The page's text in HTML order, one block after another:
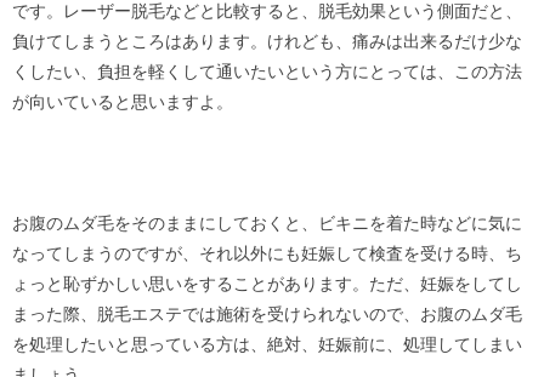
です。レーザー脱毛などと比較すると、脱毛効果という側面だと、
負けてしまうところはあります。けれども、痛みは出来るだけ少な
くしたい、負担を軽くして通いたいという方にとっては、この方法
が向いていると思いますよ。
お腹のムダ毛をそのままにしておくと、ビキニを着た時などに気に
なってしまうのですが、それ以外にも妊娠して検査を受ける時、ち
ょっと恥ずかしい思いをすることがあります。ただ、妊娠をしてし
まった際、脱毛エステでは施術を受けられないので、お腹のムダ毛
を処理したいと思っている方は、絶対、妊娠前に、処理してしまい